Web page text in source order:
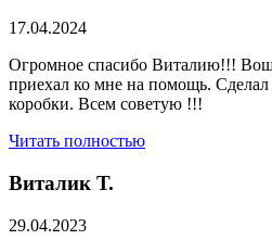
17.04.2024
Огромное спасибо Виталию!!!
приехал ко мне на помощь.
коробки. Всем советую !!!
Читать полностью
Виталик Т.
29.04.2023